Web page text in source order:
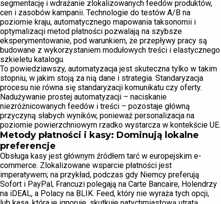
segmentację i wdrażanie zlokalizowanych feedów produktów,
cen i zasobów kampanii. Technologie do testów A/B na
poziomie kraju, automatycznego mapowania taksonomii i
optymalizacji metod płatności pozwalają na szybsze
eksperymentowanie, pod warunkiem, że przepływy pracy są
budowane z wykorzystaniem modułowych treści i elastycznego
szkieletu katalogu.
To powiedziawszy, automatyzacja jest skuteczna tylko w takim
stopniu, w jakim stoją za nią dane i strategia. Standaryzacja
procesu nie równa się standaryzacji komunikatu czy oferty.
Nadużywanie prostej automatyzacji – naciskanie
niezróżnicowanych feedów i treści – pozostaje główną
przyczyną słabych wyników, ponieważ personalizacja na
poziomie powierzchniowym rzadko wystarcza w kontekście UE.
Metody płatności i kasy: Dominują lokalne
preferencje
Obsługa kasy jest głównym źródłem tarć w europejskim e-
commerce. Zlokalizowane wsparcie płatności jest
imperatywem; na przykład, podczas gdy Niemcy preferują
Sofort i PayPal, Francuzi polegają na Carte Bancaire, Holendrzy
na iDEAL, a Polacy na BLIK. Feed, który nie wyraża tych opcji,